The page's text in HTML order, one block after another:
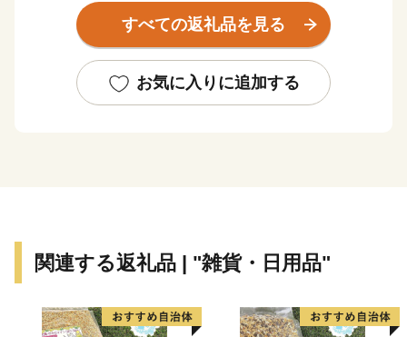
方が山々によってさえぎられているため、かつては“小
国”と呼ばれ、一つの独立圏を形成してきました。基幹
せた複合経営が進められています。また豊富な森林資源
を活用した木質バイオマス事業が、雇用の創出や産業の
すべての返礼品を見る
お気に入りに追加する
関連する返礼品 | "雑貨・日用品"